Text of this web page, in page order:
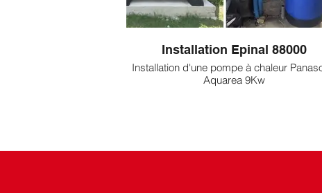
Installation Epinal 88000
Installation d'une pompe à chaleur
Aquarea 9Kw